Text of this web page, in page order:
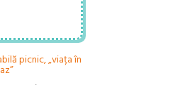
picnic, „viața în